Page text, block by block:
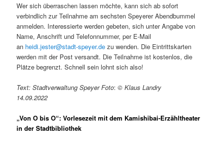
Wer sich überraschen lassen möchte, kann sich ab sofort
verbindlich zur Teilnahme am sechsten Speyerer Abendbummel
anmelden. Interessierte werden gebeten, sich unter Angabe von
Name, Anschrift und Telefonnummer, per E-Mail
an heidi.jester@stadt-speyer.de zu wenden. Die Eintrittskarten
werden mit der Post versandt. Die Teilnahme ist kostenlos, die
Plätze begrenzt. Schnell sein lohnt sich also!
Text: Stadtverwaltung Speyer Foto:© Klaus Landry
14.09.2022
„Von O bis O“: Vorlesezeit mit dem Kamishibai-Erzähltheater
in der Stadtbibliothek